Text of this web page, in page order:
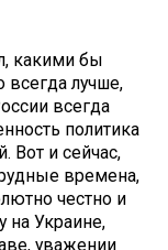
какими бы
лучше,
всегда
политика
Вот и сейчас,
времена,
честно и
на Украине,
уважении